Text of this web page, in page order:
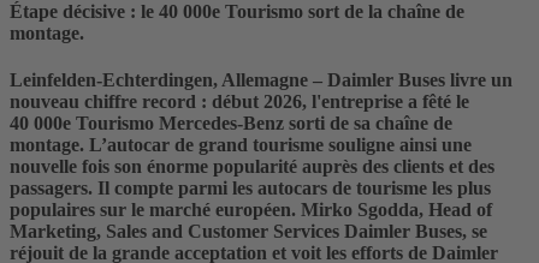
Étape décisive : le 40 000e Tourismo sort de la chaîne de
montage.
Leinfelden-Echterdingen, Allemagne – Daimler Buses livre un
nouveau chiffre record : début 2026, l'entreprise a fêté le
40 000e Tourismo Mercedes-Benz sorti de sa chaîne de
montage. L’autocar de grand tourisme souligne ainsi une
nouvelle fois son énorme popularité auprès des clients et des
passagers. Il compte parmi les autocars de tourisme les plus
populaires sur le marché européen. Mirko Sgodda, Head of
Marketing, Sales and Customer Services Daimler Buses, se
réjouit de la grande acceptation et voit les efforts de Daimler